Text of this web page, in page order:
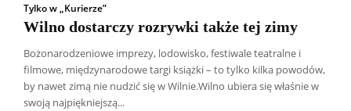
Tylko w „Kurierze”
Wilno dostarczy rozrywki także tej zimy
Bożonarodzeniowe imprezy, lodowisko, festiwale teatralne i
filmowe, międzynarodowe targi książki – to tylko kilka powodów,
by nawet zimą nie nudzić się w Wilnie.Wilno ubiera się właśnie w
swoją najpiękniejszą...
Wszyscy Aleksander Borowik
Antoni Radczenko
Artur Płokszto
Grzegorz Górny
ks. Jarosław Wąsowicz SDB